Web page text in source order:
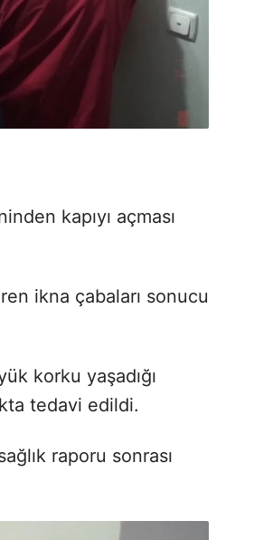
kapıyı açması
ikna çabaları sonucu
korku yaşadığı
tedavi edildi.
raporu sonrası